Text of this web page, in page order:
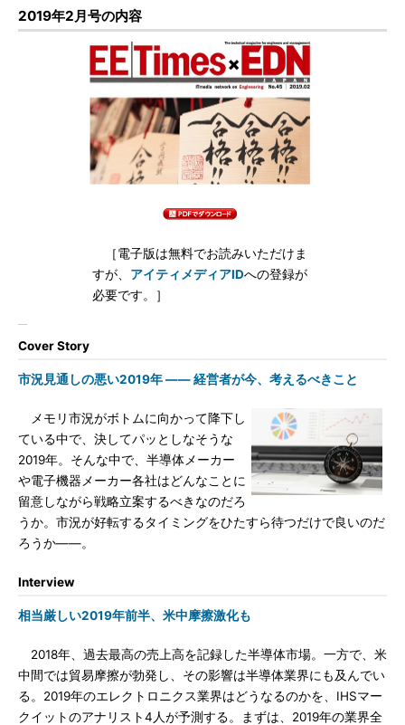
2019年2月号の内容
［電子版は無料でお読みいただけま
すが、 アイティメディアIDへの登録が
必要です。］
Cover Story
市況見通しの悪い2019年 ―― 経営者が今、考えるべきこと
メモリ市況がボトムに向かって降下し
ている中で、決してパッとしなそうな
2019年。そんな中で、半導体メーカー
や電子機器メーカー各社はどんなことに
留意しながら戦略立案するべきなのだろ
うか。市況が好転するタイミングをひたすら待つだけで良いのだ
ろうか――。
Interview
相当厳しい2019年前半、米中摩擦激化も
2018年、過去最高の売上高を記録した半導体市場。一方で、米
中間では貿易摩擦が勃発し、その影響は半導体業界にも及んでい
る。2019年のエレクトロニクス業界はどうなるのかを、IHSマー
クイットのアナリスト4人が予測する。まずは、2019年の業界全